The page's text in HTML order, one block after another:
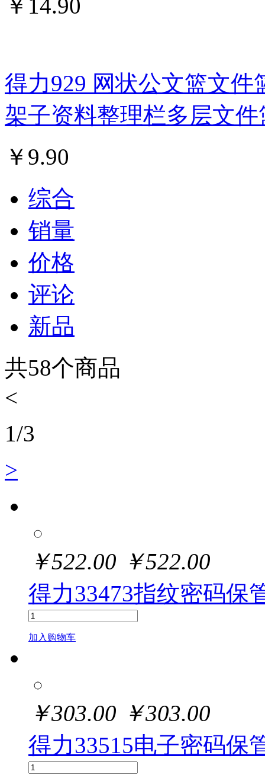
￥ 14.90
得力929 网状公文篮文
架子资料整理栏多层文件
￥ 9.90
综合
销量
价格
评论
新品
共58个商品
<
1/3
>
￥522.00 ￥522.00
得力33473指纹密码保
加入购物车
￥303.00 ￥303.00
得力33515电子密码保